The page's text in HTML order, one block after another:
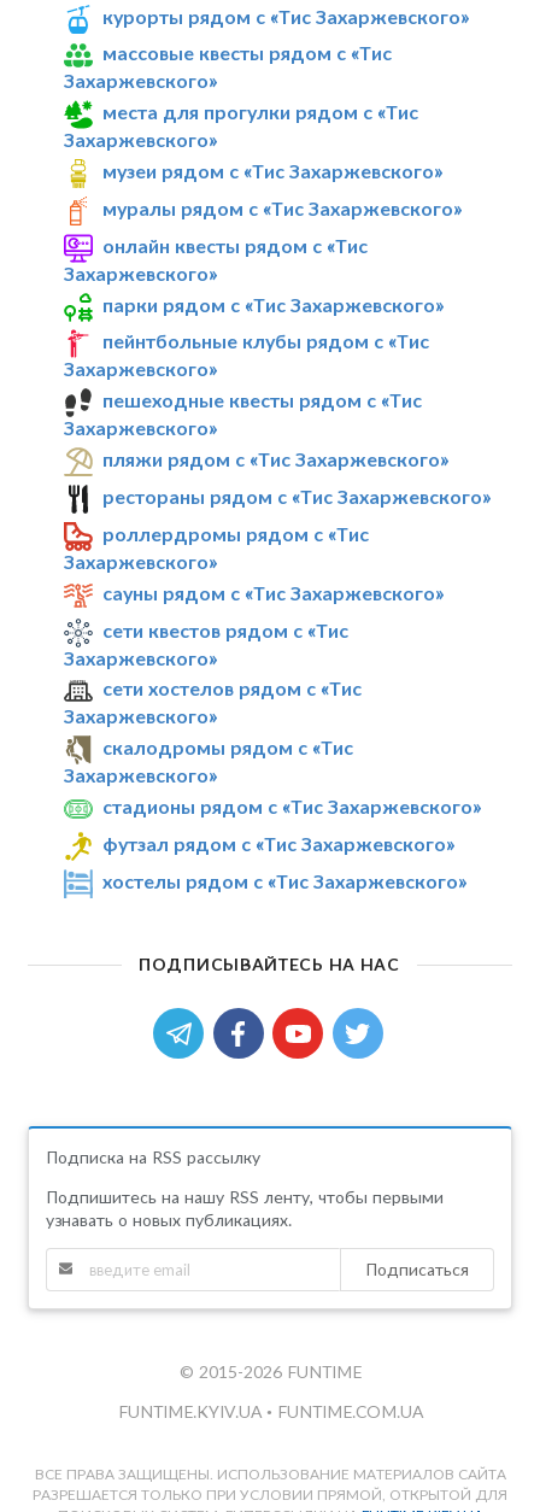
курорты рядом с «Тис Захаржевского»
массовые квесты рядом с «Тис
Захаржевского»
места для прогулки рядом с «Тис
Захаржевского»
музеи рядом с «Тис Захаржевского»
муралы рядом с «Тис Захаржевского»
онлайн квесты рядом с «Тис
Захаржевского»
парки рядом с «Тис Захаржевского»
пейнтбольные клубы рядом с «Тис
Захаржевского»
пешеходные квесты рядом с «Тис
Захаржевского»
пляжи рядом с «Тис Захаржевского»
рестораны рядом с «Тис Захаржевского»
роллердромы рядом с «Тис
Захаржевского»
сауны рядом с «Тис Захаржевского»
сети квестов рядом с «Тис
Захаржевского»
сети хостелов рядом с «Тис
Захаржевского»
скалодромы рядом с «Тис
Захаржевского»
стадионы рядом с «Тис Захаржевского»
футзал рядом с «Тис Захаржевского»
хостелы рядом с «Тис Захаржевского»
ПОДПИСЫВАЙТЕСЬ НА НАС
Подписка на RSS рассылку
Подпишитесь на нашу RSS ленту, чтобы первыми
узнавать о новых публикациях.
Подписаться
© 2015-2026 FUNTIME
FUNTIME.KYIV.UA • FUNTIME.COM.UA
ВСЕ ПРАВА ЗАЩИЩЕНЫ. ИСПОЛЬЗОВАНИЕ МАТЕРИАЛОВ САЙТА
РАЗРЕШАЕТСЯ ТОЛЬКО ПРИ УСЛОВИИ ПРЯМОЙ, ОТКРЫТОЙ ДЛЯ